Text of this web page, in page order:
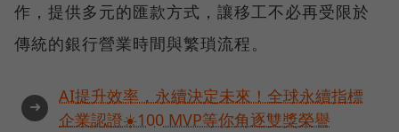
作，提供多元的匯款方式，讓移工不必再受限於
傳統的銀行營業時間與繁瑣流程。
➜
AI提升效率，永續決定未來！全球永續指標
企業認證☀️100 MVP等你角逐雙獎榮譽